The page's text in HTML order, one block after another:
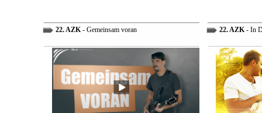
22. AZK- Gemeinsam voran 22. AZK- In